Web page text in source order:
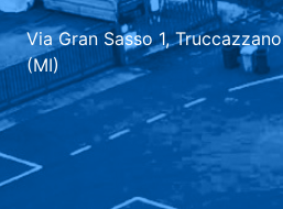
Via Gran Sasso 1, Truccazzano
(MI)